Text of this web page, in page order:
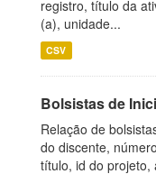
registro, título da
(a), unidade...
CSV
Bolsistas de
Relação de
do discente,
título, id do projeto,